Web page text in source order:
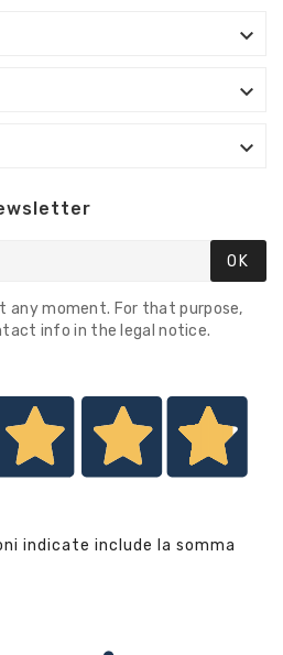



OK
any moment. For that purpose,
info in the legal notice.
indicate include la somma